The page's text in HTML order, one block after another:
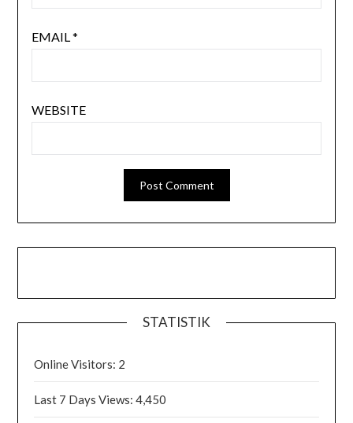
EMAIL*
WEBSITE
STATISTIK
Online Visitors: 2
Last 7 Days Views:4,450